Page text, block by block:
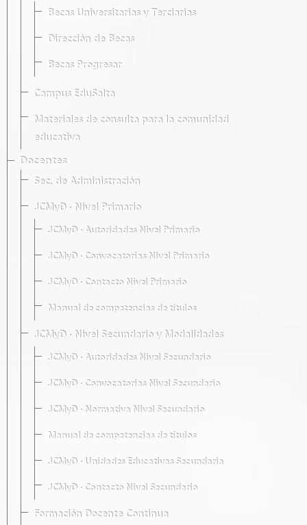
Becas Universitarias y Terciarias
Dirección de Becas
Becas Progresar
Campus EduSalta
Materiales de consulta para la comunidad
educativa
Docentes
Sec. de Administración
JCMyD · Nivel Primario
JCMyD · Autoridades Nivel Primario
JCMyD · Convocatorias Nivel Primario
JCMyD · Contacto Nivel Primario
Manual de competencias de títulos
JCMyD · Nivel Secundario y Modalidades
JCMyD · Autoridades Nivel Secundario
JCMyD · Convocatorias Nivel Secundario
JCMyD · Normativa Nivel Secundario
Manual de competencias de títulos
JCMyD · Unidades Educativas Secundaria
JCMyD · Contacto Nivel Secundario
Formación Docente Continua